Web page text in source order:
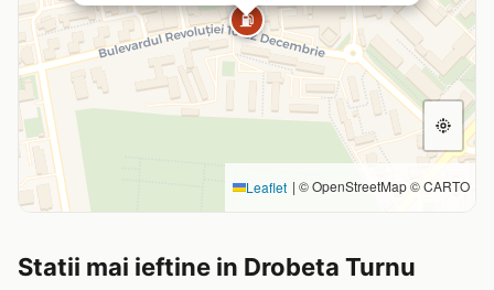
⛽
Leaflet | © OpenStreetMap © CARTO
Statii mai ieftine in Drobeta Turnu